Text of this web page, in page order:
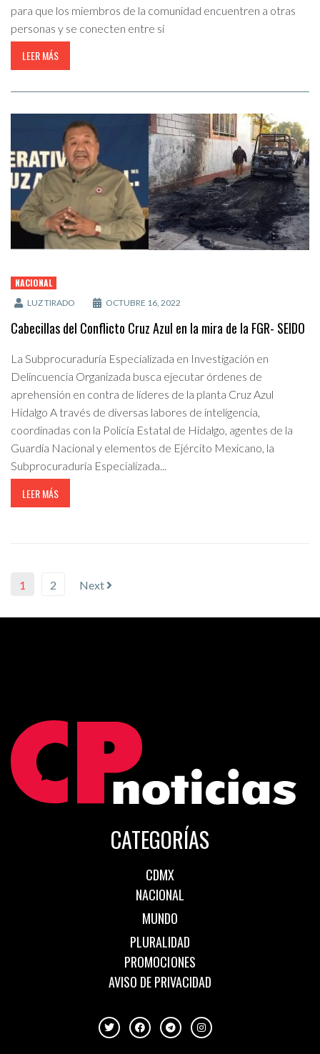
para que los miembros de la comunidad encuentren a otras
personas y se conecten entre sí
LEER MÁS
NACIONAL
LUZ TIRADO OCTUBRE 16, 2022
Cabecillas del Conflicto Cruz Azul en la mira de la FGR- SEIDO
La Subprocuraduría Especializada en Investigación en
Delincuencia Organizada busca ejecutar órdenes de
aprehensión en contra de líderes de la planta Cruz Azul
Hidalgo A través de diversas labores de inteligencia,
coordinadas con la Policía Estatal de Hidalgo, agentes de la
Guardia Nacional y elementos de Ejército Mexicano, la
Subprocuraduría Especializada...
LEER MÁS
1 2 Next
CATEGORÍAS
CDMX
NACIONAL
MUNDO
PLURALIDAD
PROMOCIONES
AVISO DE PRIVACIDAD